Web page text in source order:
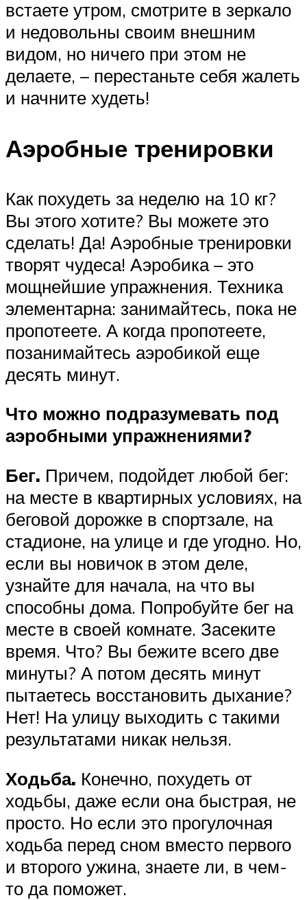
встаете утром, смотрите в зеркало
и недовольны своим внешним
видом, но ничего при этом не
делаете, – перестаньте себя жалеть
и начните худеть!
Аэробные тренировки
Как похудеть за неделю на 10 кг?
Вы этого хотите? Вы можете это
сделать! Да! Аэробные тренировки
творят чудеса! Аэробика – это
мощнейшие упражнения. Техника
элементарна: занимайтесь, пока не
пропотеете. А когда пропотеете,
позанимайтесь аэробикой еще
десять минут.
Что можно подразумевать под
аэробными упражнениями?
Бег. Причем, подойдет любой бег:
на месте в квартирных условиях, на
беговой дорожке в спортзале, на
стадионе, на улице и где угодно. Но,
если вы новичок в этом деле,
узнайте для начала, на что вы
способны дома. Попробуйте бег на
месте в своей комнате. Засеките
время. Что? Вы бежите всего две
минуты? А потом десять минут
пытаетесь восстановить дыхание?
Нет! На улицу выходить с такими
результатами никак нельзя.
Ходьба. Конечно, похудеть от
ходьбы, даже если она быстрая, не
просто. Но если это прогулочная
ходьба перед сном вместо первого
и второго ужина, знаете ли, в чем-
то да поможет.